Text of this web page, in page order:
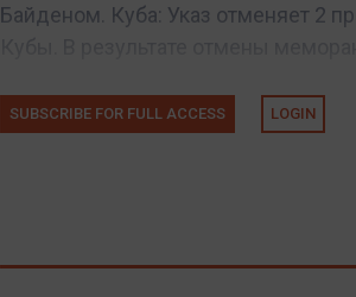
Байденом. Куба: Указ отменяет 2
SUBSCRIBE FOR FULL ACCESS LOGIN